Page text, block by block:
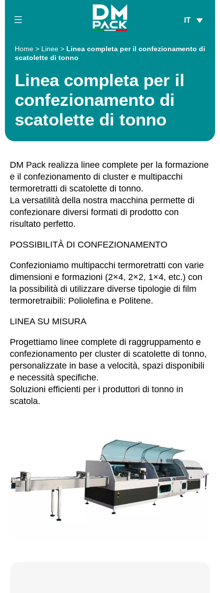
IT
Home > Linee > Linea completa per il confezionamento di
scatolette di tonno
Linea completa per il
confezionamento di
scatolette di tonno
DM Pack realizza linee complete per la formazione
e il confezionamento di cluster e multipacchi
termoretratti di scatolette di tonno.
La versatilità della nostra macchina permette di
confezionare diversi formati di prodotto con
risultato perfetto.
POSSIBILITÀ DI CONFEZIONAMENTO
Confezioniamo multipacchi termoretratti con varie
dimensioni e formazioni (2×4, 2×2, 1×4, etc.) con
la possibilità di utilizzare diverse tipologie di ﬁlm
termoretraibili: Polioleﬁna e Politene.
LINEA SU MISURA
Progettiamo linee complete di raggruppamento e
confezionamento per cluster di scatolette di tonno,
personalizzate in base a velocità, spazi disponibili
e necessità specifiche.
Soluzioni efficienti per i produttori di tonno in
scatola.